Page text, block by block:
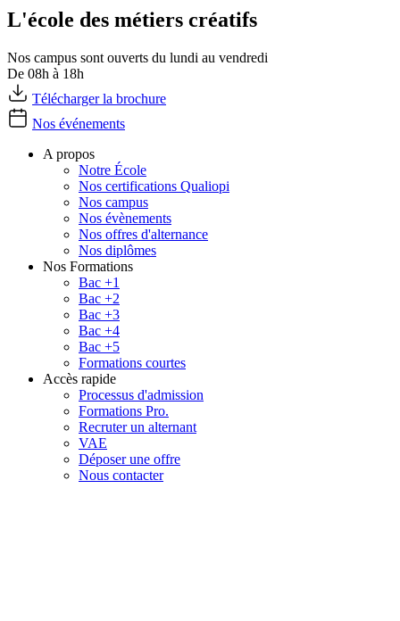
L'école des métiers créatifs
Nos campus sont ouverts du lundi au vendredi
De 08h à 18h
Télécharger la brochure
Nos événements
A propos
Notre École
Nos certifications Qualiopi
Nos campus
Nos évènements
Nos offres d'alternance
Nos diplômes
Nos Formations
Bac +1
Bac +2
Bac +3
Bac +4
Bac +5
Formations courtes
Accès rapide
Processus d'admission
Formations Pro.
Recruter un alternant
VAE
Déposer une offre
Nous contacter